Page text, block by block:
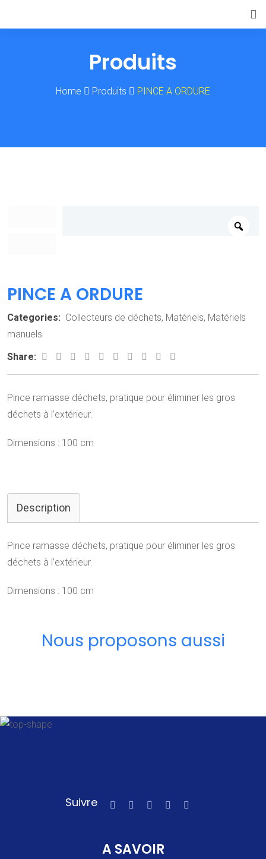
Produits
Home Produits PINCE A ORDURE
PINCE A ORDURE
Categories: Collecteurs de déchets, Matériels, Matériels
manuels
Share:
Pince ramasse déchets, pratique pour éliminer les gros
déchets à l’extérieur.
Dimensions : 100 cm
Description
Pince ramasse déchets, pratique pour éliminer les gros
déchets à l’extérieur.
Dimensions : 100 cm
Nous proposons aussi
Suivre
A SAVOIR